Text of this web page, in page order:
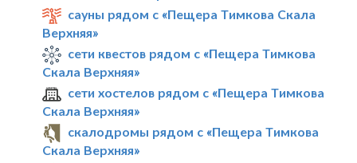
сауны рядом с «Пещера Тимкова Скала
Верхняя»
сети квестов рядом с «Пещера Тимкова
Скала Верхняя»
сети хостелов рядом с «Пещера Тимкова
Скала Верхняя»
скалодромы рядом с «Пещера Тимкова
Скала Верхняя»